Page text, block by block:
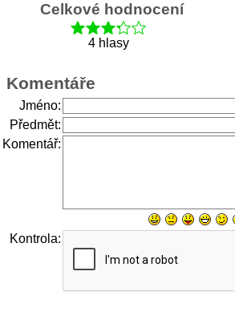
Celkové hodnocení
4 hlasy
Komentáře
Jméno:
Předmět:
Komentář:
Kontrola: